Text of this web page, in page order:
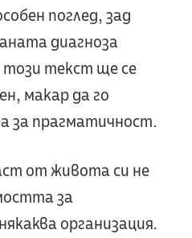
поглед, зад
диагноза
този текст ще се
макар да го
за прагматичност.
от живота си не
за
организация.